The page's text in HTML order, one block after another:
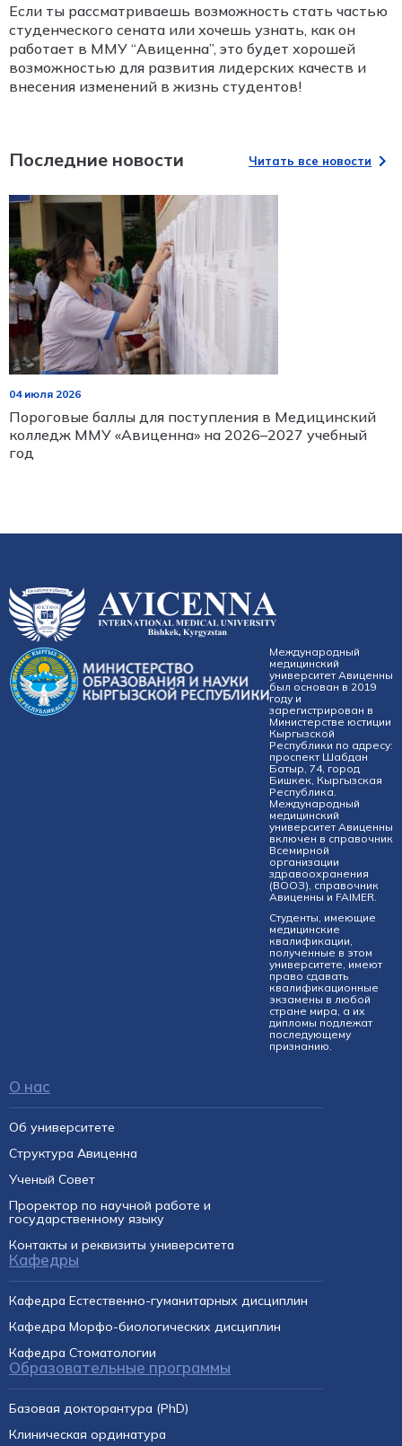
Если ты рассматриваешь возможность стать частью
студенческого сената или хочешь узнать, как он
работает в ММУ “Авиценна”, это будет хорошей
возможностью для развития лидерских качеств и
внесения изменений в жизнь студентов!
Последние новости Читать все новости
04 июля 2026
Пороговые баллы для поступления в Медицинский
колледж ММУ «Авиценна» на 2026–2027 учебный
год
Международный
медицинский
университет Авиценны
был основан в 2019
году и
зарегистрирован в
Министерстве юстиции
Кыргызской
Республики по адресу:
проспект Шабдан
Батыр, 74, город
Бишкек, Кыргызская
Республика.
Международный
медицинский
университет Авиценны
включен в справочник
Всемирной
организации
здравоохранения
(ВООЗ), справочник
Авиценны и FAIMER.
Студенты, имеющие
медицинские
квалификации,
полученные в этом
университете, имеют
право сдавать
квалификационные
экзамены в любой
стране мира, а их
дипломы подлежат
последующему
признанию.
О нас
Об университете
Структура Авиценна
Ученый Совет
Проректор по научной работе и
государственному языку
Контакты и реквизиты университета
Кафедры
Кафедра Естественно-гуманитарных дисциплин
Кафедра Морфо-биологических дисциплин
Кафедра Cтоматологии
Образовательные программы
Базовая докторантура (PhD)
Клиническая ординатура